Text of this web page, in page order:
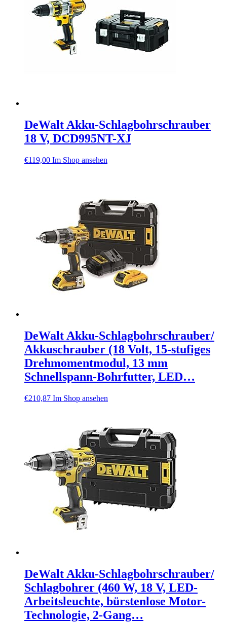
DeWalt Akku-Schlagbohrschrauber
18 V, DCD995NT-XJ
€119,00 Im Shop ansehen
DeWalt Akku-Schlagbohrschrauber/
Akkuschrauber (18 Volt, 15-stufiges
Drehmomentmodul, 13 mm
Schnellspann-Bohrfutter, LED…
€210,87 Im Shop ansehen
DeWalt Akku-Schlagbohrschrauber/
Schlagbohrer (460 W, 18 V, LED-
Arbeitsleuchte, bürstenlose Motor-
Technologie, 2-Gang…